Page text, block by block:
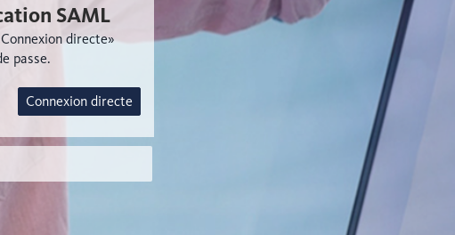
SAML
directe»
passe.
Connexion directe